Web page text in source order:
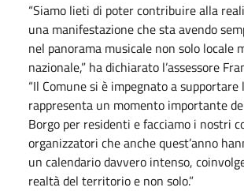
“Siamo lieti di poter contribuire alla
una manifestazione che sta avendo
nel panorama musicale non solo locale
nazionale,” ha dichiarato l’assessore
“Il Comune si è impegnato a supportare
rappresenta un momento importante
Borgo per residenti e facciamo i nostri
organizzatori che anche quest’anno
un calendario davvero intenso,
realtà del territorio e non solo.”